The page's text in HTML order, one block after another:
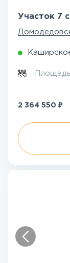
Участок 7
2 364 550 ₽